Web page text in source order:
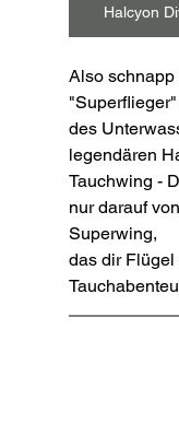
Halcyon
Also
des
legendären
Tauchwing -
nur darauf
Superwing,
das dir